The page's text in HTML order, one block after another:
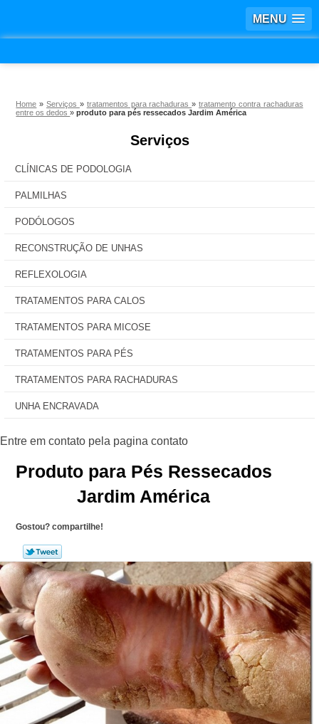
MENU
Home »Serviços » tratamentos para rachaduras» tratamento contra rachaduras
entre os dedos»produto para pés ressecados Jardim América
Serviços
CLÍNICAS DE PODOLOGIA
PALMILHAS
PODÓLOGOS
RECONSTRUÇÃO DE UNHAS
REFLEXOLOGIA
TRATAMENTOS PARA CALOS
TRATAMENTOS PARA MICOSE
TRATAMENTOS PARA PÉS
TRATAMENTOS PARA RACHADURAS
UNHA ENCRAVADA
Produto para Pés Ressecados
Jardim América
Gostou? compartilhe!